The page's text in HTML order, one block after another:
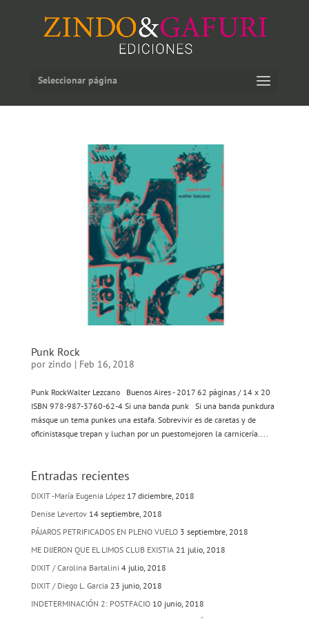
Seleccionar página
Punk Rock
por zindo | Feb 16, 2018
Punk RockWalter Lezcano Buenos Aires - 2017 62 páginas / 14 x 20
ISBN 978-987-3760-62-4 Si una banda punk Si una banda punkdura
másque un tema punkes una estafa. Sobrevivir es de caretas y de
oficinistasque trepan y luchan por un puestomejoren la carnicería....
Entradas recientes
DIXIT -María Eugenia López 17 diciembre, 2018
Denise Levertov 14 septiembre, 2018
PÁJAROS PETRIFICADOS EN PLENO VUELO 3 septiembre, 2018
ME DIJERON QUE EL LIMOS CLUB EXISTIA 21 julio, 2018
DIXIT / Carolina Bartalini 4 julio, 2018
DIXIT / Diego L. Garcia 23 junio, 2018
INDETERMINACIÓN 2: POSTFACIO 10 junio, 2018